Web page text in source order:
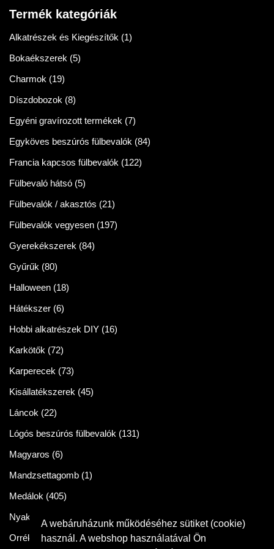
Termék kategóriák
Alkatrészek és Kiegészítők (1)
Bokaékszerek (5)
Charmok (19)
Díszdobozok (8)
Egyéni gravírozott termékek (7)
Egyköves beszúrós fülbevalók (84)
Francia kapcsos fülbevalók (122)
Fülbevaló hátsó (5)
Fülbevalók / akasztós (21)
Fülbevalók vegyesen (197)
Gyerekékszerek (84)
Gyűrűk (80)
Halloween (18)
Hátékszer (6)
Hobbi alkatrészek DIY (16)
Karkötők (72)
Karperecek (73)
Kisállatékszerek (45)
Láncok (22)
Lógós beszúrós fülbevalók (131)
Magyaros (6)
Mandzsettagomb (1)
Medálok (405)
Nyakláncok
(86)
Orrékszer (2)
A webáruházunk működéséhez sütiket (cookie)
használ. A webshop használatával Ön